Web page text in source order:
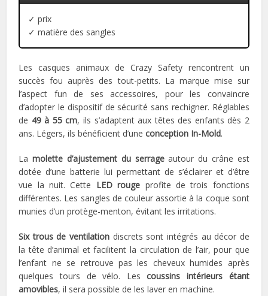
✓ prix
✓ matière des sangles
Les casques animaux de Crazy Safety rencontrent un
succès fou auprès des tout-petits. La marque mise sur
l’aspect fun de ses accessoires, pour les convaincre
d’adopter le dispositif de sécurité sans rechigner. Réglables
de 49 à 55 cm, ils s’adaptent aux têtes des enfants dès 2
ans. Légers, ils bénéficient d’uneconception In-Mold.
Lamolette d’ajustement du serrageautour du crâne est
dotée d’une batterie lui permettant de s’éclairer et d’être
vue la nuit. Cette LED rouge profite de trois fonctions
différentes. Les sangles de couleur assortie à la coque sont
munies d’un protège-menton, évitant les irritations.
Six trous de ventilation discrets sont intégrés au décor de
la tête d’animal et facilitent la circulation de l’air, pour que
l’enfant ne se retrouve pas les cheveux humides après
quelques tours de vélo. Lescoussins intérieurs étant
amovibles, il sera possible de les laver en machine.